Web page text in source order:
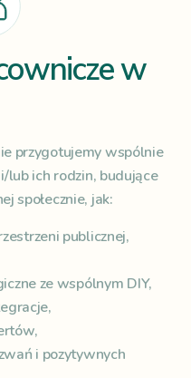
w
przygotujemy wspólnie
lub ich rodzin, budujące
społecznie, jak:
publicznej,
ze wspólnym DIY,
i pozytywnych